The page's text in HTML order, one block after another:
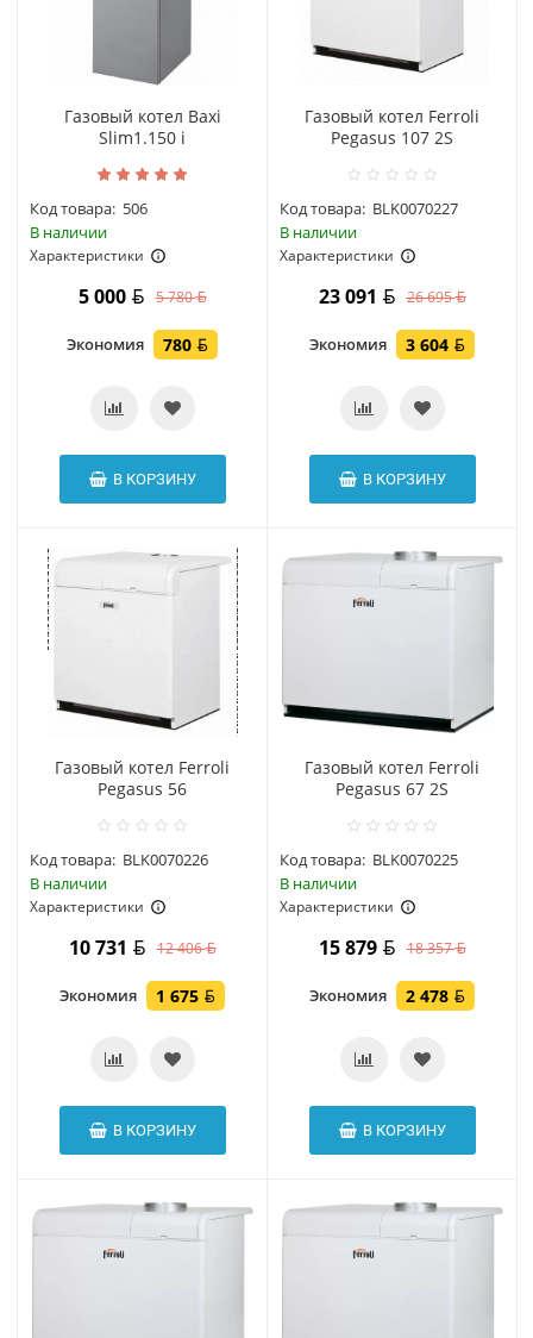
Газовый котел Baxi
Slim1.150 i
Код товара: 506
В наличии
Характеристики
5 000 5 780
Экономия 780
В КОРЗИНУ
Газовый котел Ferroli
Pegasus 107 2S
Код товара: BLK0070227
В наличии
Характеристики
23 091 26 695
Экономия 3 604
В КОРЗИНУ
Газовый котел Ferroli
Pegasus 56
Код товара: BLK0070226
В наличии
Характеристики
10 731 12 406
Экономия 1 675
В КОРЗИНУ
Газовый котел Ferroli
Pegasus 67 2S
Код товара: BLK0070225
В наличии
Характеристики
15 879 18 357
Экономия 2 478
В КОРЗИНУ